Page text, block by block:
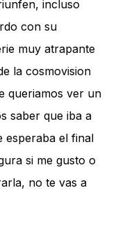
incluso
con su
muy atrapante
la cosmovision
queriamos ver un
saber que iba a
esperaba el final
si me gusto o
no te vas a